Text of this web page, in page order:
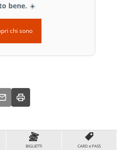
bene. ☀️
chi sono
BIGLIETTI CARD e PASS